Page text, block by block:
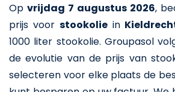
Op vrijdag 7 augustus 2026,
prijs voor stookoliein
1000 liter stookolie. Groupasol
de evolutie van de prijs van
selecteren voor elke plaats de